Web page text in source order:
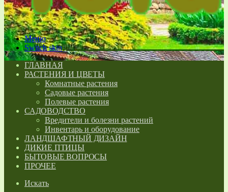
Меню
Switch skin
ГЛАВНАЯ
РАСТЕНИЯ И ЦВЕТЫ
Комнатные растения
Садовые растения
Полевые растения
САДОВОДСТВО
Вредители и болезни растений
Инвентарь и оборудование
ЛАНДШАФТНЫЙ ДИЗАЙН
ДИКИЕ ПТИЦЫ
БЫТОВЫЕ ВОПРОСЫ
ПРОЧЕЕ
Искать